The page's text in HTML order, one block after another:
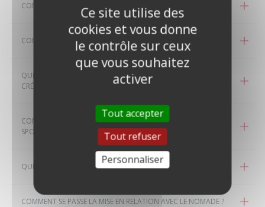
COMMENT CRÉER UNE ANNONCE SUR MA PASSION ?
COMMENT BIEN PRÉSENTER ET VALORISER MON ANNONCE ?
QUELS SONT LES UNIVERS NOHÔ DANS LESQUELS JE PEUX
CRÉER MON ANNONCE ?
COMMENT CRÉER UNE ANNONCE EN TANT QU’ÉDUCATEUR
SPORTIF DIPLÔMÉ ?
QUELLE EST LA DURÉE D’UNE RENCONTRE AVEC UN NOMADE ?
COMMENT SE PASSE LA MISE EN RELATION AVEC LE NOMADE ?
Ce site utilise des
cookies et vous donne
le contrôle sur ceux
que vous souhaitez
activer
Tout accepter
Tout refuser
Personnaliser